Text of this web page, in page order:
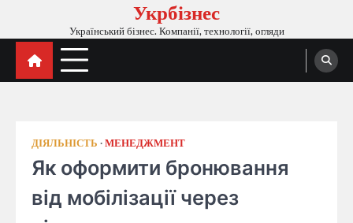
вмісту
Укрбізнес
Український бізнес. Компанії, технології, огляди
ДІЯЛЬНІСТЬ МЕНЕДЖМЕНТ
Як оформити бронювання
від мобілізації через